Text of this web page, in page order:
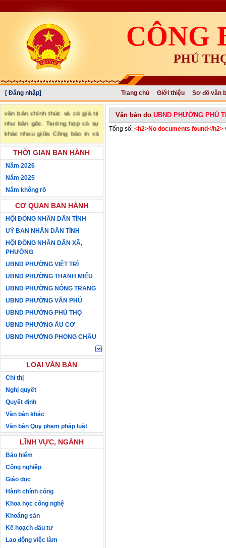
CÔNG
PHÚ
[ Đăng nhập] Trang chủ Giới thiệu
Sơ đồ văn
"Văn bản đăng trên Công báo là
văn bản chính thức và có giá trị
như bản gốc. Trường hợp có sự
khác nhau giữa Công báo in và
Công báo điện tử thì sử dụng
Công báo in làm căn cứ chính
thức." (trích Nghị định số
THỜI GIAN BAN HÀNH
Năm 2026
Năm 2025
Năm không rõ
CƠ QUAN BAN HÀNH
HỘI ĐỒNG NHÂN DÂN TỈNH
UỶ BAN NHÂN DÂN TỈNH
HỘI ĐỒNG NHÂN DÂN XÃ,
PHƯỜNG
UBND PHƯỜNG VIỆT TRÌ
UBND PHƯỜNG THANH MIẾU
UBND PHƯỜNG NÔNG TRANG
UBND PHƯỜNG VÂN PHÚ
UBND PHƯỜNG PHÚ THỌ
UBND PHƯỜNG ÂU CƠ
UBND PHƯỜNG PHONG CHÂU
LOẠI VĂN BẢN
Chỉ thị
Nghị quyết
Quyết định
Văn bản khác
Văn bản Quy phạm pháp luật
LĨNH VỰC, NGÀNH
Bảo hiểm
Công nghiệp
Giáo dục
Hành chính công
Khoa học công nghệ
Khoáng sản
Kế hoạch đầu tư
Lao động việc làm
Văn bản do UBND PHƯỜNG PHÚ
Tổng số: <h2>No documents found</h2>